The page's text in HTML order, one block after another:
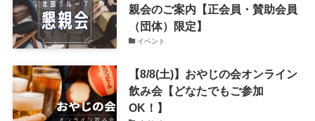
親会のご案内【正会員・賛助会員
（団体）限定】
イベント
【8/8(土)】おやじの会オンライン
飲み会【どなたでもご参加
OK！】